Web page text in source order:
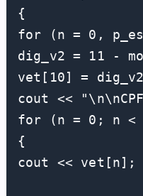
{
for (n = 0,
dig_v2 = 11 -
vet[10] =
cout <<
for (n = 0; n <
{
cout << vet[n];